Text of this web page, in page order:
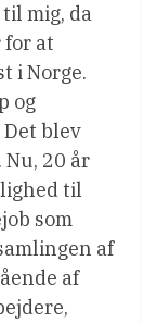
mig, da
for at
i Norge.
og
blev
Nu, 20 år
til
som
af
af